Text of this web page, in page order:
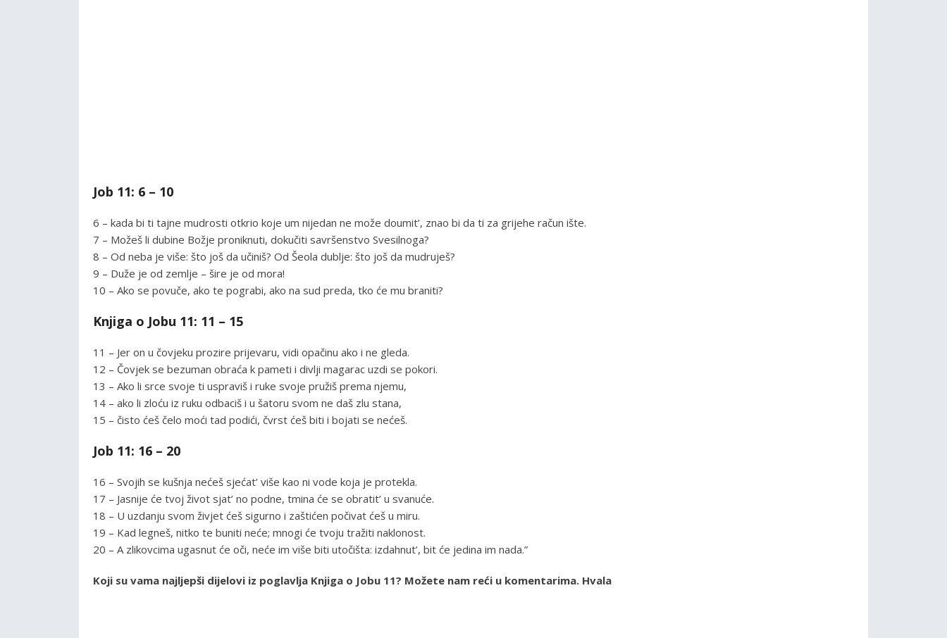
Job 11: 6 – 10
6 – kada bi ti tajne mudrosti otkrio koje um nijedan ne može doumit’, znao bi da ti za grijehe račun ište.
7 – Možeš li dubine Božje proniknuti, dokučiti savršenstvo Svesilnoga?
8 – Od neba je više: što još da učiniš? Od Šeola dublje: što još da mudruješ?
9 – Duže je od zemlje – šire je od mora!
10 – Ako se povuče, ako te pograbi, ako na sud preda, tko će mu braniti?
Knjiga o Jobu 11: 11 – 15
11 – Jer on u čovjeku prozire prijevaru, vidi opačinu ako i ne gleda.
12 – Čovjek se bezuman obraća k pameti i divlji magarac uzdi se pokori.
13 – Ako li srce svoje ti uspraviš i ruke svoje pružiš prema njemu,
14 – ako li zloću iz ruku odbaciš i u šatoru svom ne daš zlu stana,
15 – čisto ćeš čelo moći tad podići, čvrst ćeš biti i bojati se nećeš.
Job 11: 16 – 20
16 – Svojih se kušnja nećeš sjećat’ više kao ni vode koja je protekla.
17 – Jasnije će tvoj život sjat’ no podne, tmina će se obratit’ u svanuće.
18 – U uzdanju svom živjet ćeš sigurno i zaštićen počivat ćeš u miru.
19 – Kad legneš, nitko te buniti neće; mnogi će tvoju tražiti naklonost.
20 – A zlikovcima ugasnut će oči, neće im više biti utočišta: izdahnut’, bit će jedina im nada.”
Koji su vama najljepši dijelovi iz poglavlja Knjiga o Jobu 11? Možete nam reći u komentarima. Hvala